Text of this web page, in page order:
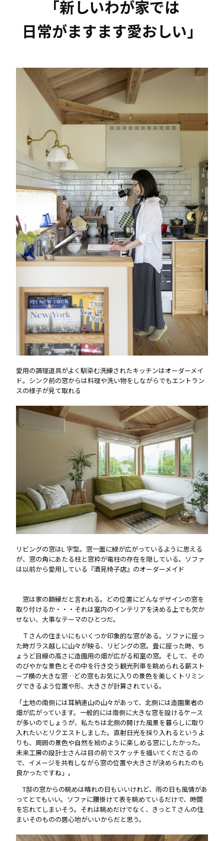
「新しいわが家では
日常がますます愛おしい」
愛用の調理道具がよく馴染む洗練されたキッチンはオーダーメイ
ド。シンク前の窓からは料理や洗い物をしながらでもエントラン
スの様子が見て取れる
リビングの窓はL 字型。窓一面に緑が広がっているように思える
が、窓の角にあたる柱と窓枠が電柱の存在を隠している。ソファ
は以前から愛用している『酒見椅子店』のオーダーメイド
窓は家の額縁だと言われる。どの位置にどんなデザインの窓を
取り付けるか・・・それは室内のインテリアを決める上でも欠か
せない、大事なテーマのひとつだ。
Ｔさんの住まいにもいくつか印象的な窓がある。ソファに座っ
た時ガラス越しに山々が映る、リビングの窓。畳に座った時、ち
ょうど目線の高さに造園用の畑が広がる和室の窓。そして、その
のびやかな景色とその中を行き交う観光列車を眺められる薪スト
ーブ横の大きな窓…どの窓もお気に入りの景色を美しくトリミン
グできるよう位置や形、大きさが計算されている。
「土地の南側には耳納連山の山々があって、北側には造園業者の
畑が広がっています。一般的には南側に大きな窓を設けるケース
が多いのでしょうが、私たちは北側の開けた風景を暮らしに取り
入れたいとリクエストしました。直射日光を採り入れるというよ
りも、周囲の景色や自然を絵のように楽しめる窓にしたかった。
未来工房の設計士さんは目の前でスケッチを描いてくださるの
で、イメージを共有しながら窓の位置や大きさが決められたのも
良かったですね」。
T邸の窓からの眺めは晴れの日もいいけれど、雨の日も風情があ
ってとてもいい。ソファに腰掛けて表を眺めているだけで、時間
を忘れてしまいそう。それは眺めだけでなく、きっとＴさんの住
まいそのものの居心地がいいからだと思う。